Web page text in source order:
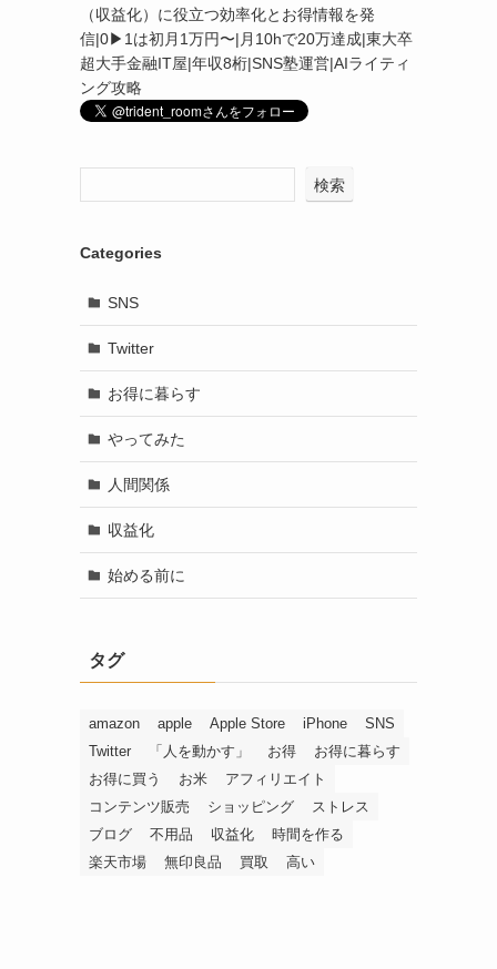
（収益化）に役立つ効率化とお得情報を発
信|0▶︎1は初月1万円〜|月10hで20万達成|東大卒
超大手金融IT屋|年収8桁|SNS塾運営|AIライティ
ング攻略
検索
Categories
SNS
Twitter
お得に暮らす
やってみた
人間関係
収益化
始める前に
タグ
amazon apple Apple Store iPhone
SNS
Twitter
「人を動かす」 お得
お得に暮らす
お得に買う
お米
アフィリエイト
コンテンツ販売
ショッピング
ストレス
ブログ
不用品 収益化
時間を作る
楽天市場
無印良品 買取 高い